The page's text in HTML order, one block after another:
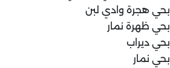
هجرة وادي لبن
ظهرة نمار
ديراب
نمار